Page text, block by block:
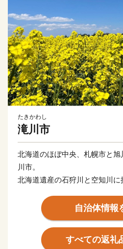
たきかわし
滝川市
北海道のほぼ中央、札幌市と
川市。
北海道遺産の石狩川と空知川に
市です。
夏は30℃を越え、冬は-20℃を
の激しい内陸性気候であり、降
でも有数の豪雪地帯です。
自治体情報
すべての返礼